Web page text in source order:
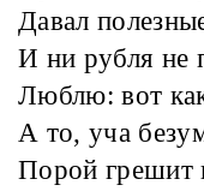
Давал
И ни рубля не
Люблю: вот
А то, уча
Порой грешит